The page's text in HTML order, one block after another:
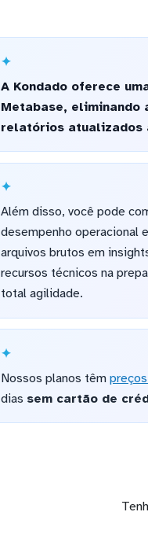
A Kondado oferece
Metabase, eliminando
relatórios atualizados
Além disso, você pode
desempenho operacional
arquivos brutos em
recursos técnicos na
total agilidade.
Nossos planos têm
dias sem cartão de